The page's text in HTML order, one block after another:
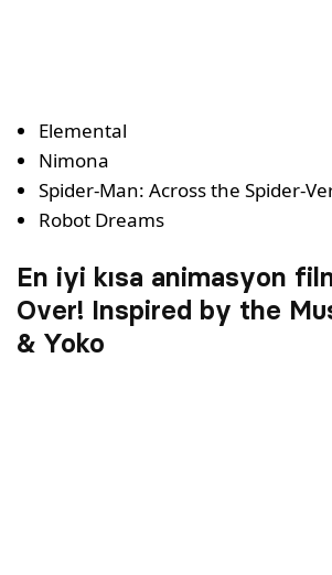
Elemental
Nimona
Spider-Man: Across the Spider-
Robot Dreams
En iyi kısa animasyon
Over! Inspired by the
& Yoko